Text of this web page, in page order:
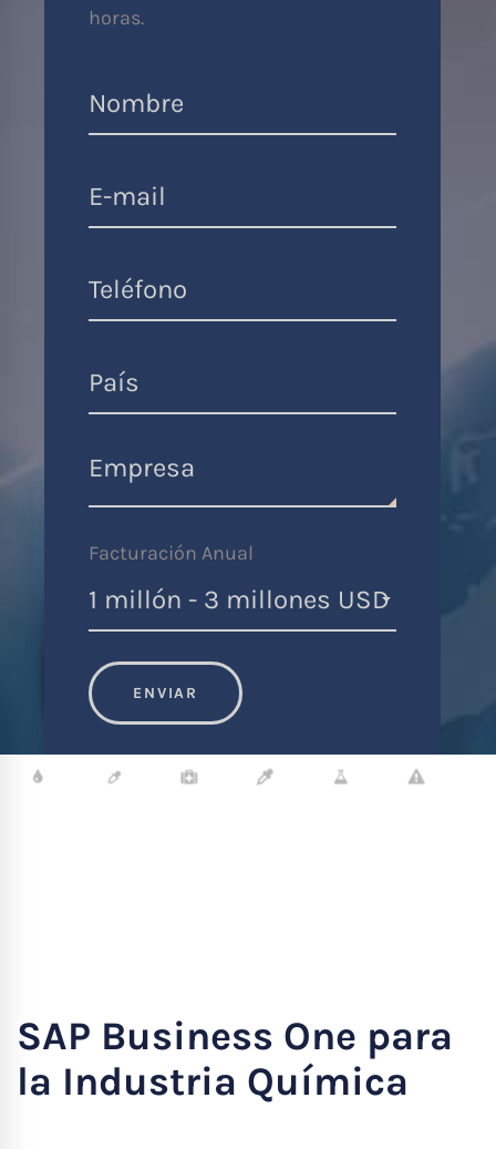
horas.
Facturación Anual
ENVIAR
SAP Business One para
la Industria Química